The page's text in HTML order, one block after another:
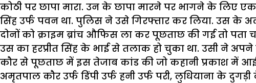
कोठी पर छापा मारा. उन के छापा मारने पर भागने के
सिंह उर्फ पवन था. पुलिस ने उसे गिरफ्तार कर लिया. उस के
दोनों को क्राइम ब्रांच औफिस ला कर पूछताछ की गई तो पता
उस का हरप्रीत सिंह के भाई से तलाक हो चुका था. उसी ने
कौर से पूछताछ में इस तेजाब कांड की जो कहानी प्रकाश में
अमृतपाल कौर उर्फ डिंपी उर्फ हनी उर्फ परी, लुधियाना के